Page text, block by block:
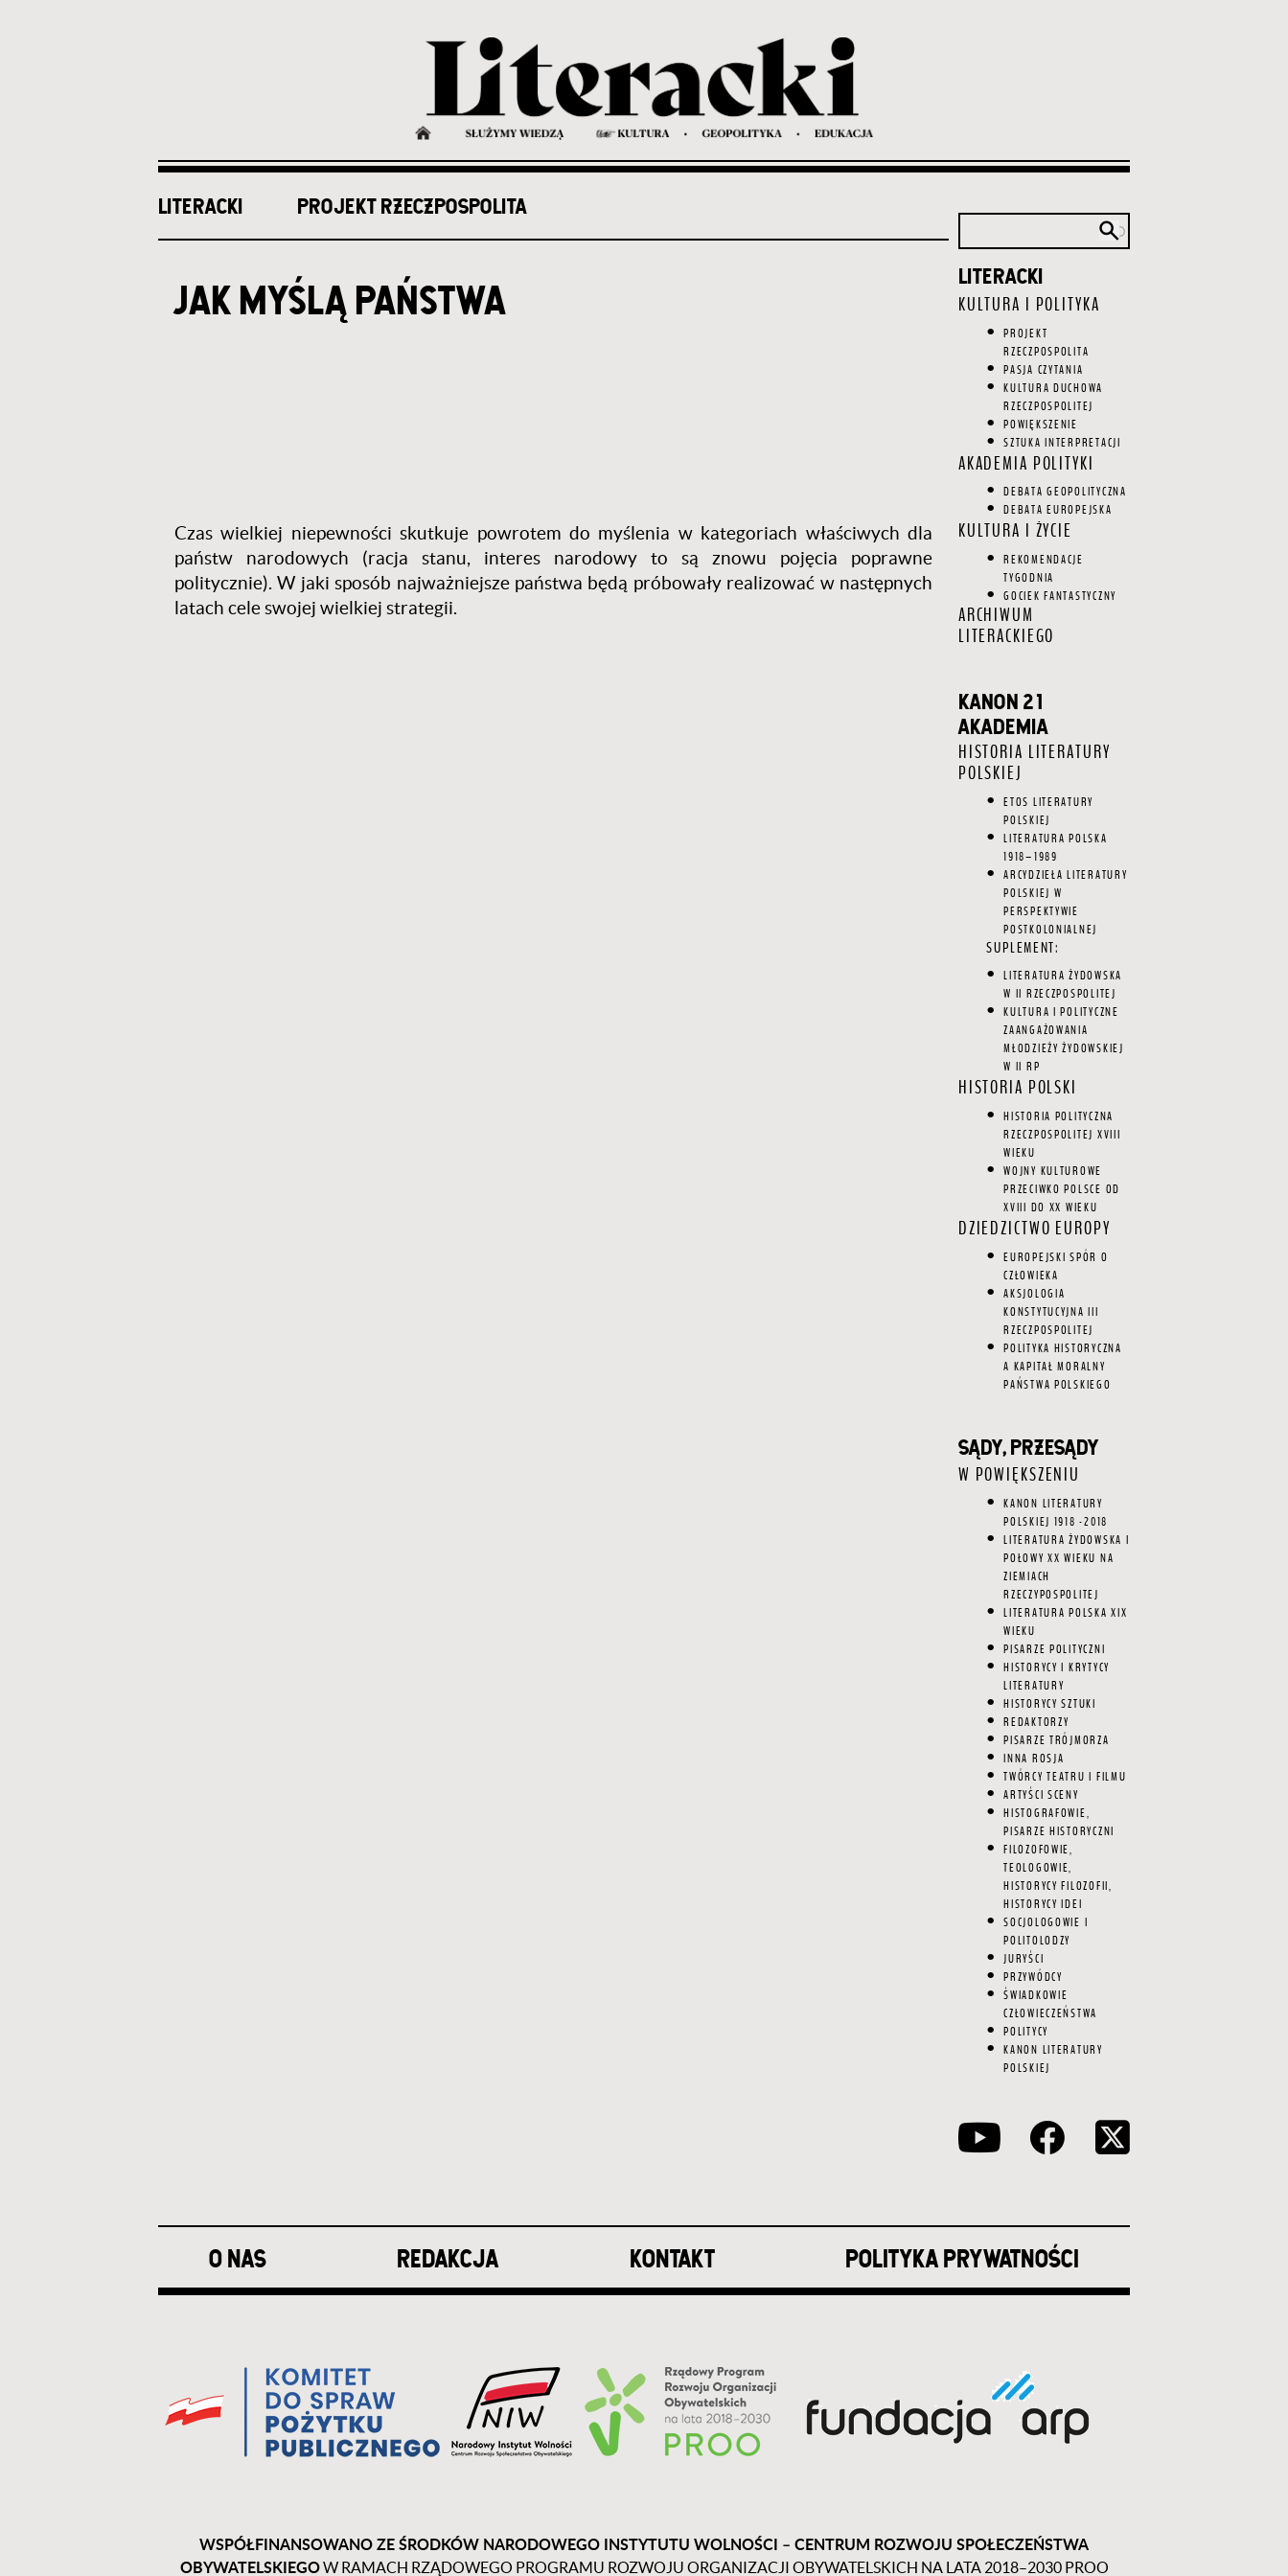
Główna
nawigacja
LITERACKI
KULTURA I POLITYKA
PROJEKT
RZECZPOSPOLITA
PASJA CZYTANIA
KULTURA DUCHOWA
RZECZPOSPOLITEJ
POWIĘKSZENIE
SZTUKA INTERPRETACJI
AKADEMIA POLITYKI
DEBATA GEOPOLITYCZNA
DEBATA EUROPEJSKA
KULTURA I ŻYCIE
REKOMENDACJE
TYGODNIA
GOCIEK FANTASTYCZNY
ARCHIWUM
LITERACKIEGO
KANON 21
AKADEMIA
HISTORIA LITERATURY
POLSKIEJ
ETOS LITERATURY
POLSKIEJ
LITERATURA POLSKA
1918–1989
ARCYDZIEŁA LITERATURY
POLSKIEJ W
PERSPEKTYWIE
POSTKOLONIALNEJ
SUPLEMENT:
LITERATURA ŻYDOWSKA
W II RZECZPOSPOLITEJ
KULTURA I POLITYCZNE
ZAANGAŻOWANIA
MŁODZIEŻY ŻYDOWSKIEJ
W II RP
HISTORIA POLSKI
HISTORIA POLITYCZNA
RZECZPOSPOLITEJ XVIII
WIEKU
WOJNY KULTUROWE
PRZECIWKO POLSCE OD
XVIII DO XX WIEKU
DZIEDZICTWO EUROPY
EUROPEJSKI SPÓR O
CZŁOWIEKA
AKSJOLOGIA
KONSTYTUCYJNA III
RZECZPOSPOLITEJ
POLITYKA HISTORYCZNA
A KAPITAŁ MORALNY
PAŃSTWA POLSKIEGO
SĄDY, PRZESĄDY
W POWIĘKSZENIU
KANON LITERATURY
POLSKIEJ 1918 -2018
LITERATURA ŻYDOWSKA I
POŁOWY XX WIEKU NA
ZIEMIACH
RZECZYPOSPOLITEJ
LITERATURA POLSKA XIX
WIEKU
PISARZE POLITYCZNI
HISTORYCY I KRYTYCY
LITERATURY
HISTORYCY SZTUKI
REDAKTORZY
PISARZE TRÓJMORZA
INNA ROSJA
TWÓRCY TEATRU I FILMU
ARTYŚCI SCENY
HISTOGRAFOWIE,
PISARZE HISTORYCZNI
FILOZOFOWIE,
TEOLOGOWIE,
HISTORYCY FILOZOFII,
HISTORYCY IDEI
SOCJOLOGOWIE I
POLITOLODZY
JURYŚCI
PRZYWÓDCY
ŚWIADKOWIE
CZŁOWIECZEŃSTWA
POLITYCY
KANON LITERATURY
POLSKIEJ
Ścieżka
LITERACKI PROJEKT RZECZPOSPOLITA
jak myślą państwa
Czas wielkiej niepewności skutkuje powrotem do myślenia w kategoriach właściwych dla
państw narodowych (racja stanu, interes narodowy to są znowu pojęcia poprawne
politycznie). W jaki sposób najważniejsze państwa będą próbowały realizować w następnych
latach cele swojej wielkiej strategii.
O NAS REDAKCJA KONTAKT POLITYKA PRYWATNOŚCI
WSPÓŁFINANSOWANO ZE ŚRODKÓW NARODOWEGO INSTYTUTU WOLNOŚCI – CENTRUM ROZWOJU SPOŁECZEŃSTWA
OBYWATELSKIEGOW RAMACH RZĄDOWEGO PROGRAMU ROZWOJU ORGANIZACJI OBYWATELSKICH NA LATA 2018–2030 PROO